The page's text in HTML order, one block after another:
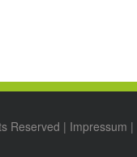
Reserved | Impressum |